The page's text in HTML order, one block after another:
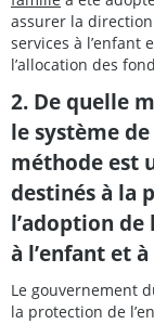
assurer la
services à l’enfant
l’allocation des
2. De quelle
le système
méthode est
destinés à la
l’adoption de
à l’enfant et
Le gouvernement
la protection de